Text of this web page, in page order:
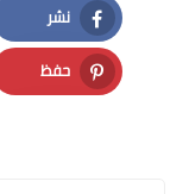
نشر
Facebook
حفظ
Pinterest